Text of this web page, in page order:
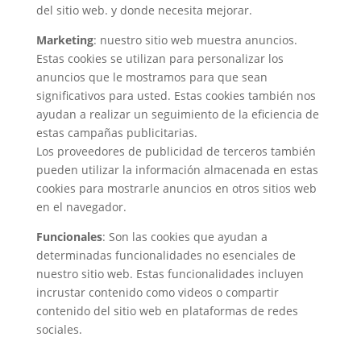
del sitio web. y donde necesita mejorar.
Marketing: nuestro sitio web muestra anuncios.
Estas cookies se utilizan para personalizar los
anuncios que le mostramos para que sean
significativos para usted. Estas cookies también nos
ayudan a realizar un seguimiento de la eficiencia de
estas campañas publicitarias.
Los proveedores de publicidad de terceros también
pueden utilizar la información almacenada en estas
cookies para mostrarle anuncios en otros sitios web
en el navegador.
Funcionales: Son las cookies que ayudan a
determinadas funcionalidades no esenciales de
nuestro sitio web. Estas funcionalidades incluyen
incrustar contenido como videos o compartir
contenido del sitio web en plataformas de redes
sociales.